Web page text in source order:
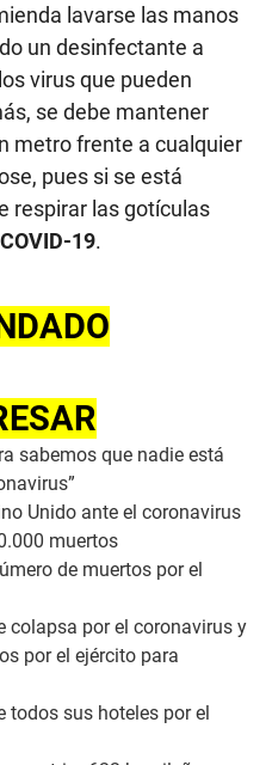
lavarse las manos
un desinfectante a
virus que pueden
se debe mantener
metro frente a cualquier
pues si se está
respirar las gotículas
COVID-19.
sabemos que nadie está
Unido ante el coronavirus
muertos
de muertos por el
colapsa por el coronavirus y
por el ejército para
todos sus hoteles por el